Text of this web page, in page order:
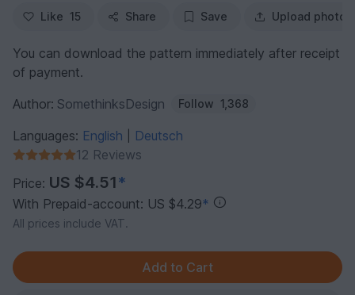
Like 15 Share Save Upload photo
You can download the pattern immediately after receipt
of payment.
Author: SomethinksDesign Follow 1,368
Languages: English
Deutsch
12 Reviews
Price: US $4.51*
With Prepaid-account: US $4.29*
All prices include VAT.